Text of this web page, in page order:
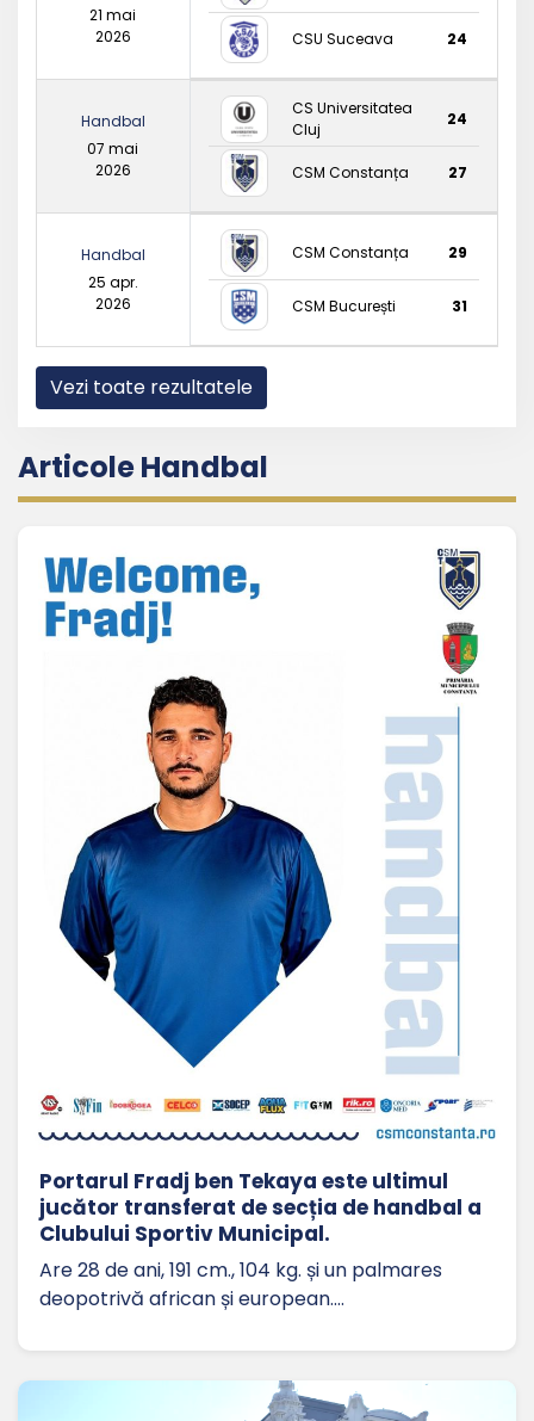
21 mai
2026
CSU Suceava 24
Handbal
07 mai
2026
CS Universitatea
Cluj
24
CSM Constanța 27
Handbal
25 apr.
2026
CSM Constanța 29
CSM București 31
Vezi toate rezultatele
Articole Handbal
Portarul Fradj ben Tekaya este ultimul
jucător transferat de secția de handbal a
Clubului Sportiv Municipal.
Are 28 de ani, 191 cm., 104 kg. și un palmares
deopotrivă african și european.…